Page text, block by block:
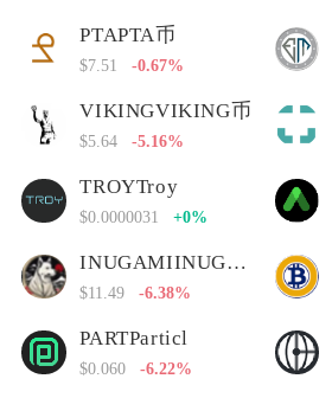
PTAPTA币
$7.51 -0.67%
VIKINGVIKING币
$5.64 -5.16%
TROYTroy
$0.0000031 +0%
INUGAMIINUGAMI币
$11.49 -6.38%
PARTParticl
$0.060 -6.22%